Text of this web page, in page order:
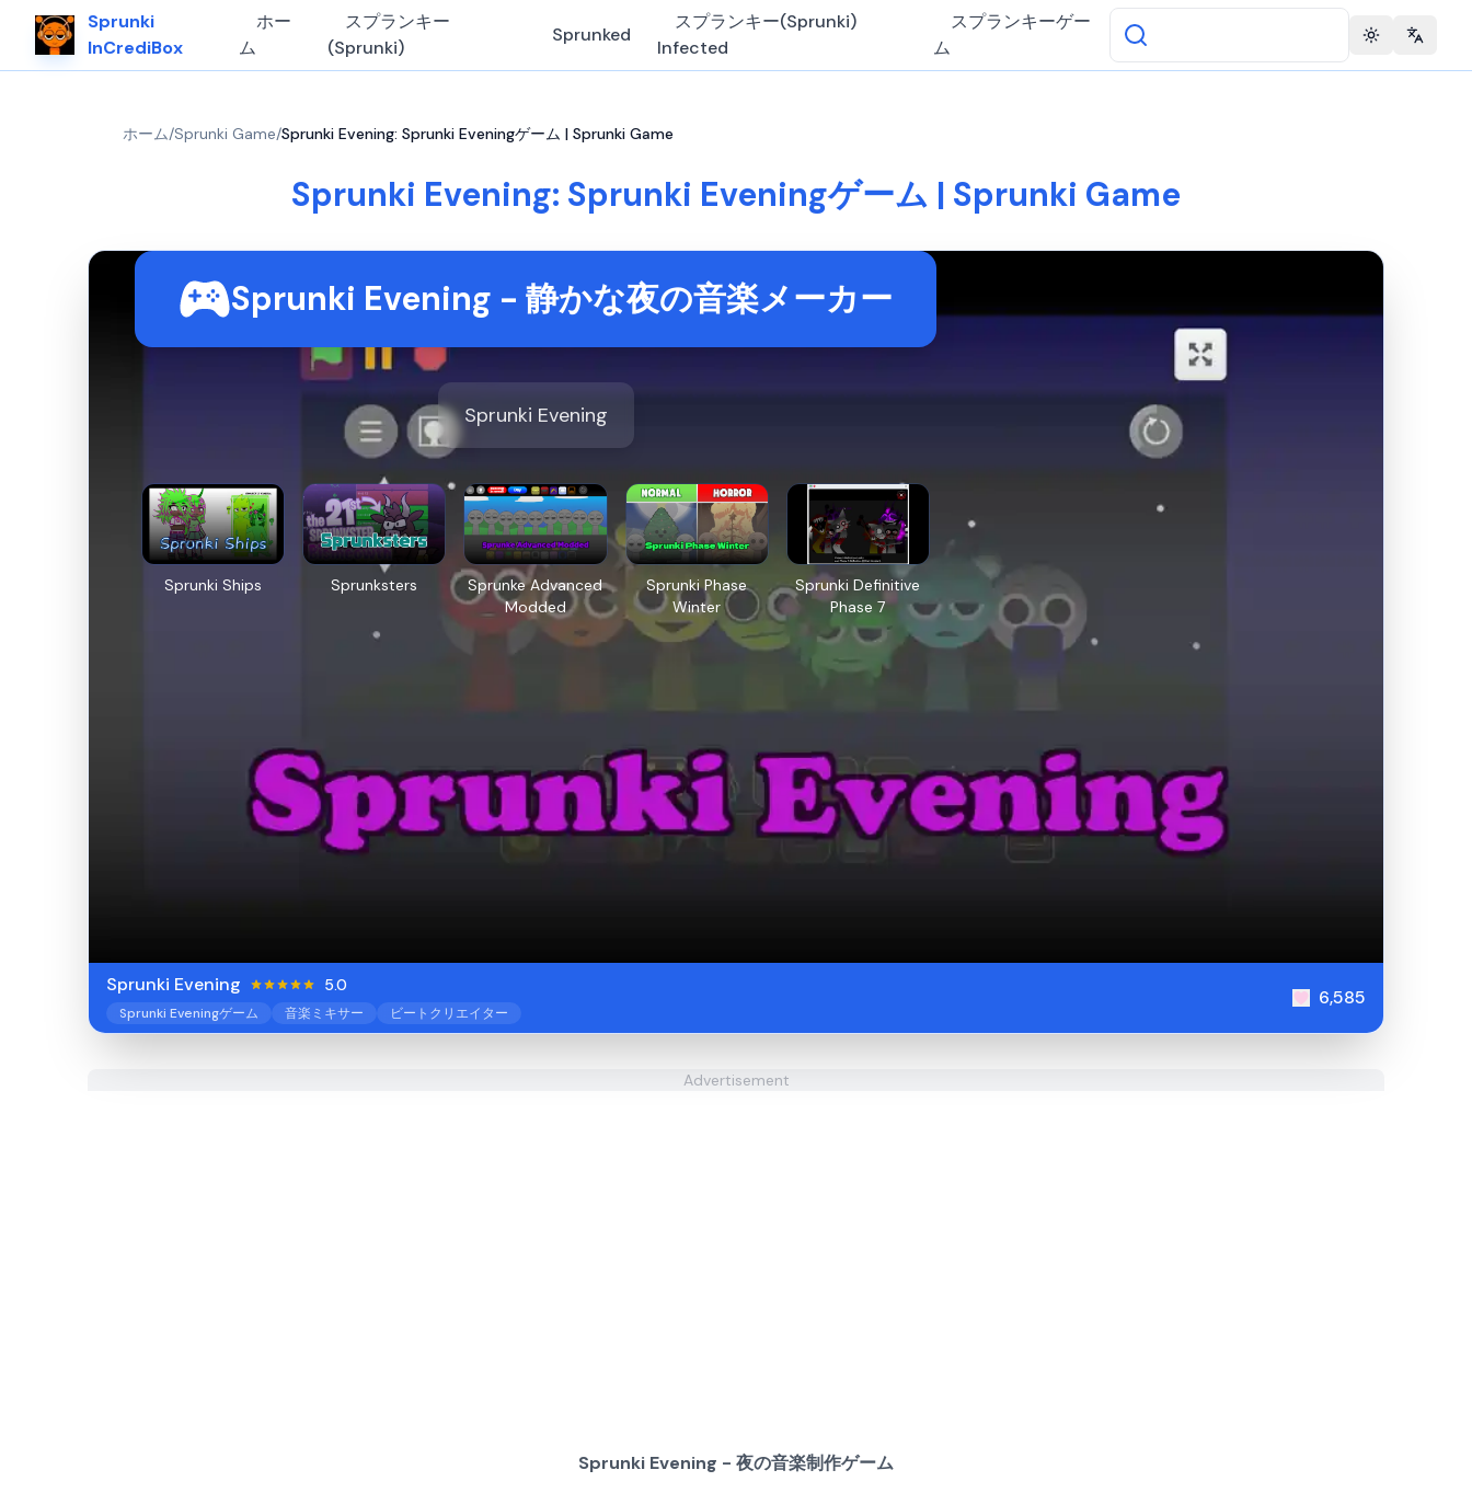
Sprunki
InCrediBox
ホー
ム
スプランキー
(Sprunki)
Sprunked
スプランキー(Sprunki)
Infected
スプランキーゲー
ム
Toggle theme
ホーム/Sprunki Game/Sprunki Evening: Sprunki Eveningゲーム | Sprunki Game
Sprunki Evening: Sprunki Eveningゲーム | Sprunki Game
Sprunki Evening - 静かな夜の音楽メーカー
Sprunki Evening
Sprunki Ships Sprunksters
Sprunke Advanced
Modded
Sprunki Phase
Winter
Sprunki Definitive
Phase 7
Sprunki Evening 5.0
Sprunki Eveningゲーム 音楽ミキサー ビートクリエイター
6,585
Advertisement
Sprunki Evening - 夜の音楽制作ゲーム